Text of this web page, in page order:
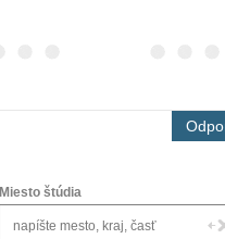
Miesto štúdia